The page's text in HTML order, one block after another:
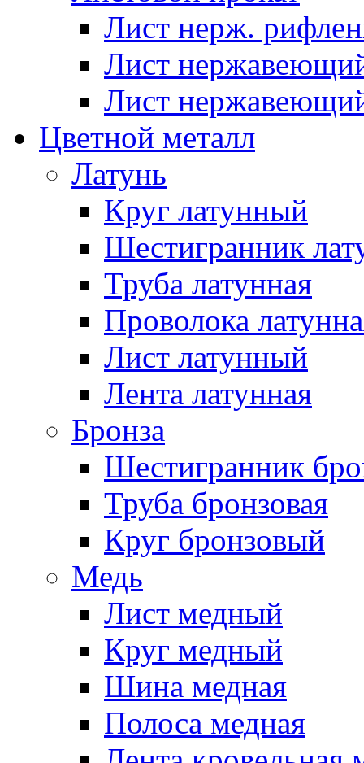
Лист нерж.
Лист
Лист
Цветной металл
Латунь
Круг латунный
Шестигранник
Труба латунная
Проволока
Лист латунный
Лента латунная
Бронза
Шестигранник
Труба бронзовая
Круг бронзовый
Медь
Лист медный
Круг медный
Шина медная
Полоса медная